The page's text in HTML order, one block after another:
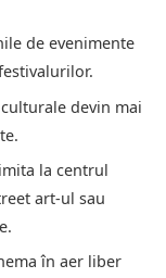
de evenimente
devin mai
la centrul
art-ul sau
în aer liber